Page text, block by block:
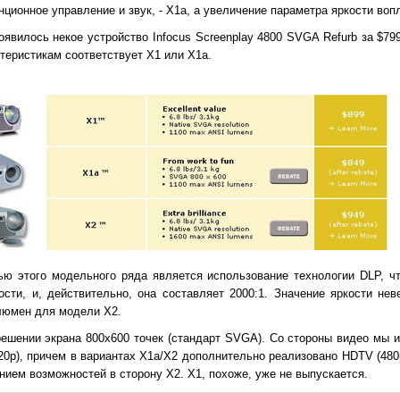
управление и звук, - Х1а, а увеличение параметра яркости
некое устройство Infocus Screenplay 4800 SVGA Refurb за
соответствует Х1 или Х1а.
этого модельного ряда является использование технологии DLP,
и, действительно, она составляет 2000:1. Значение яркости
для модели Х2.
экрана 800х600 точек (стандарт SVGA). Со стороны видео мы
причем в вариантах Х1а/Х2 дополнительно реализовано HDTV
возможностей в сторону Х2. Х1, похоже, уже не выпускается.